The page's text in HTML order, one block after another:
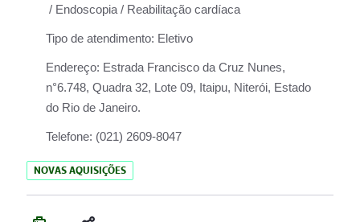
/ Endoscopia / Reabilitação cardíaca
Tipo de atendimento: Eletivo
Endereço: Estrada Francisco da Cruz Nunes,
n°6.748, Quadra 32, Lote 09, Itaipu, Niterói, Estado
do Rio de Janeiro.
Telefone: (021) 2609-8047
NOVAS AQUISIÇÕES